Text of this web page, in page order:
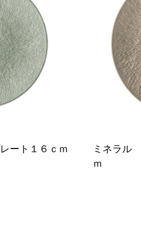
ート１６ｃｍ
ミネラル
ｍ